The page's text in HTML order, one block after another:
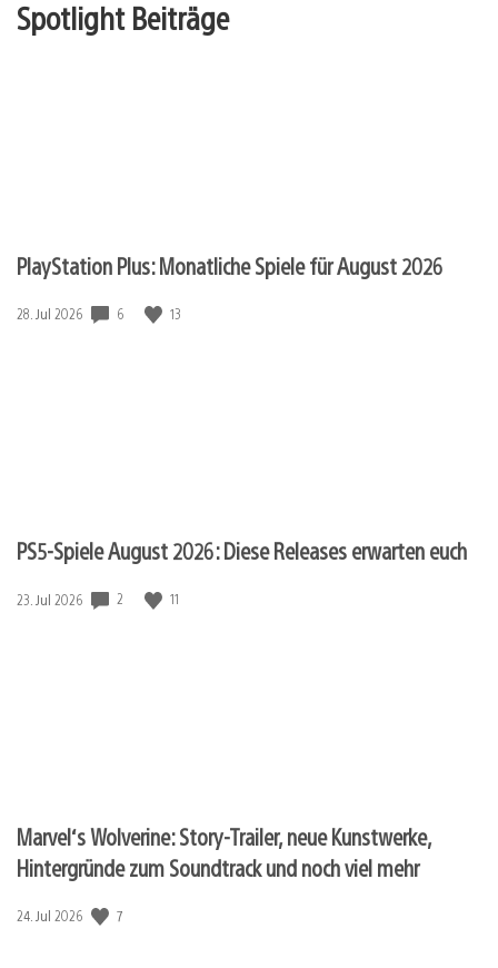
Spotlight Beiträge
PlayStation Plus: Monatliche Spiele für August 2026
Veröffentlichungsdatum:
28. Jul 2026 6 13
PS5-Spiele August 2026: Diese Releases erwarten euch
Veröffentlichungsdatum:
23. Jul 2026 2 11
Marvel‘s Wolverine: Story-Trailer, neue Kunstwerke,
Hintergründe zum Soundtrack und noch viel mehr
Veröffentlichungsdatum:
24. Jul 2026 7